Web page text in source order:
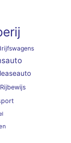
leaseauto
Rijbewijs